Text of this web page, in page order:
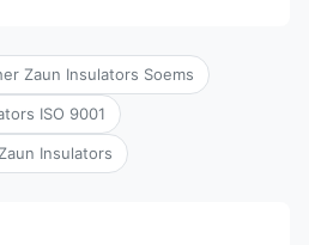
Zaun Insulators Soems
ISO 9001
Insulators